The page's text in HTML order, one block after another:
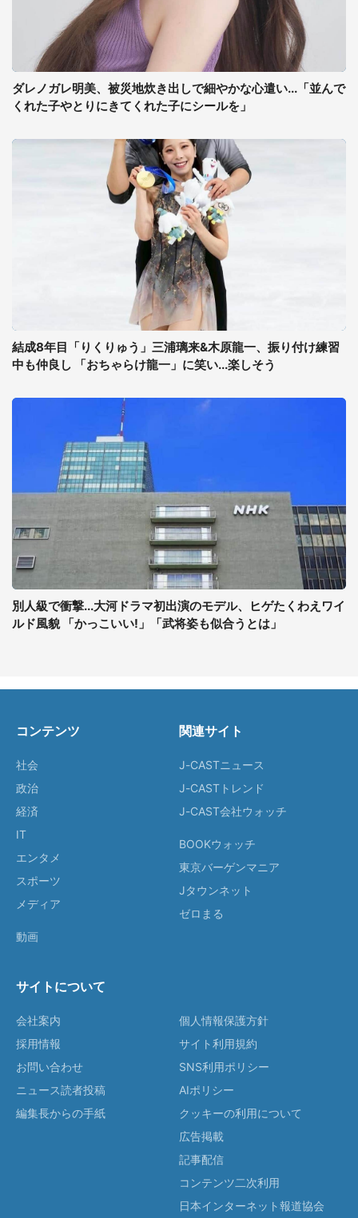
ダレノガレ明美、被災地炊き出しで細やかな心遣い...「並んで
くれた子やとりにきてくれた子にシールを」
結成8年目「りくりゅう」三浦璃来&木原龍一、振り付け練習
中も仲良し 「おちゃらけ龍一」に笑い...楽しそう
別人級で衝撃...大河ドラマ初出演のモデル、ヒゲたくわえワイ
ルド風貌 「かっこいい!」「武将姿も似合うとは」
コンテンツ
社会
政治
経済
IT
エンタメ
スポーツ
メディア
動画
関連サイト
J-CASTニュース
J-CASTトレンド
J-CAST会社ウォッチ
BOOKウォッチ
東京バーゲンマニア
Jタウンネット
ゼロまる
サイトについて
会社案内
採用情報
お問い合わせ
ニュース読者投稿
編集長からの手紙
個人情報保護方針
サイト利用規約
SNS利用ポリシー
AIポリシー
クッキーの利用について
広告掲載
記事配信
コンテンツ二次利用
日本インターネット報道協会